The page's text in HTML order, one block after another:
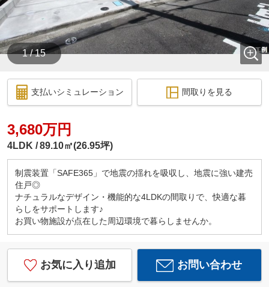
1 / 15
支払いシミュレーション 間取りを見る
3,680万円
4LDK 89.10㎡(26.95坪)
制震装置「SAFE365」で地震の揺れを吸収し、地震に強い建売
住戸◎
ナチュラルなデザイン・機能的な4LDKの間取りで、快適な暮
らしをサポートします♪
お買い物施設が点在した周辺環境で暮らしませんか。
お気に入り追加 お問い合わせ